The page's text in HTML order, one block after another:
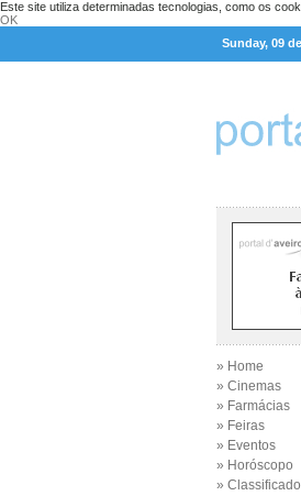
Este site utiliza determinadas tecnologias, como os
OK
Sunday, 09
» Home
» Cinemas
» Farmácias
» Feiras
» Eventos
» Horóscopo
»